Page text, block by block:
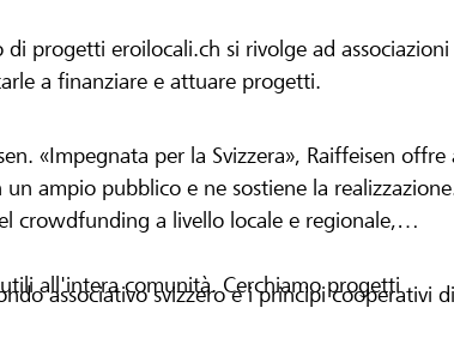
progetti eroilocali.ch si rivolge ad associazioni
a finanziare e attuare progetti.
«Impegnata per la Svizzera», Raiffeisen offre
ampio pubblico e ne sostiene la
crowdfunding a livello locale e regionale,
all'intera comunità. Cerchiamo progetti
associativo svizzero e i principi cooperativi di